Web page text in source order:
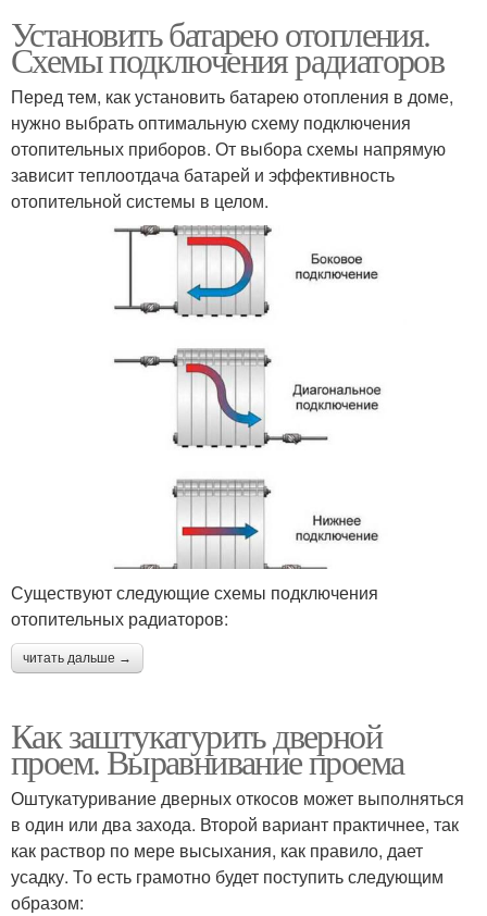
Установить батарею отопления.
Схемы подключения радиаторов
Перед тем, как установить батарею отопления в доме,
нужно выбрать оптимальную схему подключения
отопительных приборов. От выбора схемы напрямую
зависит теплоотдача батарей и эффективность
отопительной системы в целом.
Существуют следующие схемы подключения
отопительных радиаторов:
читать дальше →
Как заштукатурить дверной
проем. Выравнивание проема
Оштукатуривание дверных откосов может выполняться
в один или два захода. Второй вариант практичнее, так
как раствор по мере высыхания, как правило, дает
усадку. То есть грамотно будет поступить следующим
образом: